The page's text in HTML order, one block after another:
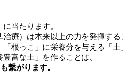
当たります。
療）は本来以上の力を発揮する
根っこ」に栄養分を与える「土
富な土」を作ることは、
繋がります。